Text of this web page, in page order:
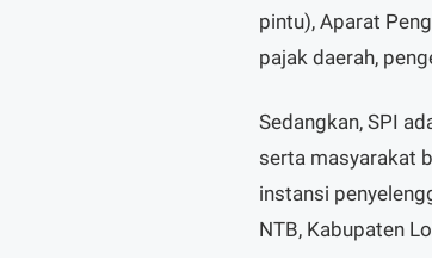
pintu), Aparat
pajak daerah,
Sedangkan, SPI
serta masyarakat
instansi
NTB, Kabupaten